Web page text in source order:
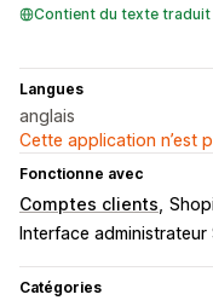
Contient du texte
Langues
anglais
Cette application n’est
Fonctionne avec
Comptes clients
Interface
Catégories